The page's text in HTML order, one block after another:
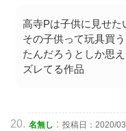
高寺Pは子供に見せ
その子供って玩具買
たんだろうとしか思
ズレてる作品
名無し : 投稿日：2020/